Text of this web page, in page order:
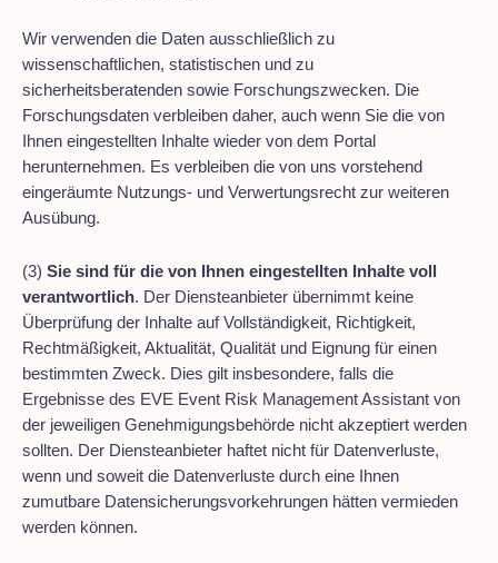
Wir verwenden die Daten ausschließlich zu
wissenschaftlichen, statistischen und zu
sicherheitsberatenden sowie Forschungszwecken. Die
Forschungsdaten verbleiben daher, auch wenn Sie die von
Ihnen eingestellten Inhalte wieder von dem Portal
herunternehmen. Es verbleiben die von uns vorstehend
eingeräumte Nutzungs- und Verwertungsrecht zur weiteren
Ausübung.
(3) Sie sind für die von Ihnen eingestellten Inhalte voll
verantwortlich. Der Diensteanbieter übernimmt keine
Überprüfung der Inhalte auf Vollständigkeit, Richtigkeit,
Rechtmäßigkeit, Aktualität, Qualität und Eignung für einen
bestimmten Zweck. Dies gilt insbesondere, falls die
Ergebnisse des EVE Event Risk Management Assistant von
der jeweiligen Genehmigungsbehörde nicht akzeptiert werden
sollten. Der Diensteanbieter haftet nicht für Datenverluste,
wenn und soweit die Datenverluste durch eine Ihnen
zumutbare Datensicherungsvorkehrungen hätten vermieden
werden können.